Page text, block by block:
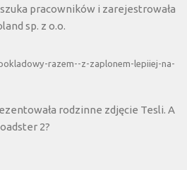
pracowników i zarejestrowała
sp. z o.o.
razem--z-zaplonem-lepiiej-na-
rodzinne zdjęcie Tesli. A
2?